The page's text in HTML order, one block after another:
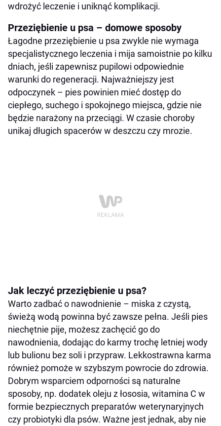
wdrożyć leczenie i uniknąć komplikacji.
Przeziębienie u psa – domowe sposoby
Łagodne przeziębienie u psa zwykle nie wymaga
specjalistycznego leczenia i mija samoistnie po kilku
dniach, jeśli zapewnisz pupilowi odpowiednie
warunki do regeneracji. Najważniejszy jest
odpoczynek – pies powinien mieć dostęp do
ciepłego, suchego i spokojnego miejsca, gdzie nie
będzie narażony na przeciągi. W czasie choroby
unikaj długich spacerów w deszczu czy mrozie.
Jak leczyć przeziębienie u psa?
Warto zadbać o nawodnienie – miska z czystą,
świeżą wodą powinna być zawsze pełna. Jeśli pies
niechętnie pije, możesz zachęcić go do
nawodnienia, dodając do karmy trochę letniej wody
lub bulionu bez soli i przypraw. Lekkostrawna karma
również pomoże w szybszym powrocie do zdrowia.
Dobrym wsparciem odporności są naturalne
sposoby, np. dodatek oleju z łososia, witamina C w
formie bezpiecznych preparatów weterynaryjnych
czy probiotyki dla psów. Ważne jest jednak, aby nie